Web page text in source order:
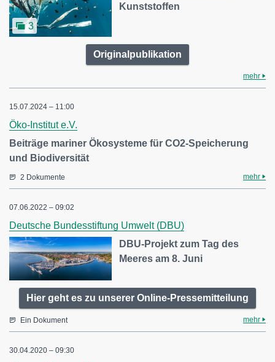
3
Kunststoffen
Originalpublikation
mehr
15.07.2024 – 11:00
Öko-Institut e.V.
Beiträge mariner Ökosysteme für CO2-Speicherung
und Biodiversität
2 Dokumente mehr
07.06.2022 – 09:02
Deutsche Bundesstiftung Umwelt (DBU)
DBU-Projekt zum Tag des
Meeres am 8. Juni
Hier geht es zu unserer Online-Pressemitteilung
Ein Dokument mehr
30.04.2020 – 09:30